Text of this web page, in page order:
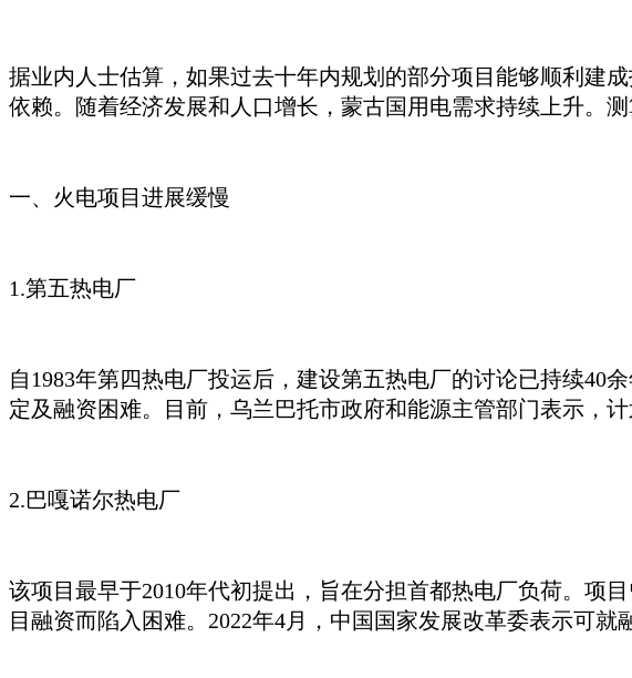
据业内人士估算，如果过去十年内规划的部分项目能够顺利建
依赖。随着经济发展和人口增长，蒙古国用电需求持续上升。
一、火电项目进展缓慢
1.第五热电厂
自1983年第四热电厂投运后，建设第五热电厂的讨论已持续40
定及融资困难。目前，乌兰巴托市政府和能源主管部门表示，
2.巴嘎诺尔热电厂
该项目最早于2010年代初提出，旨在分担首都热电厂负荷。项
目融资而陷入困难。2022年4月，中国国家发展改革委表示可就